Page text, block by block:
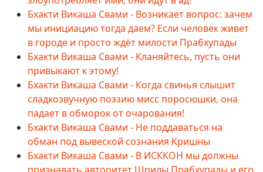
Бхакти Викаша Свами - Возникает вопрос: зачем
мы инициацию тогда даем? Если человек живет
в городе и просто ждёт милости Прабхупады
Бхакти Викаша Свами - Кланяйтесь, пусть они
привыкают к этому!
Бхакти Викаша Свами - Когда свинья слышит
сладкозвучную поэзию мисс поросюшки, она
падает в обморок от очарования!
Бхакти Викаша Свами - Не поддаваться на
обман под вывеской сознания Кришны
Бхакти Викаша Свами - В ИСККОН мы должны
признавать авторитет Шрилы Прабхупады и его